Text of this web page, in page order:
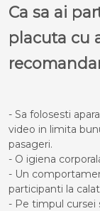
Ca sa ai
placuta cu
- Sa folosesti
video in limita
pasageri.
- O igiena
- Un
participanti la
- Pe timpul cursei